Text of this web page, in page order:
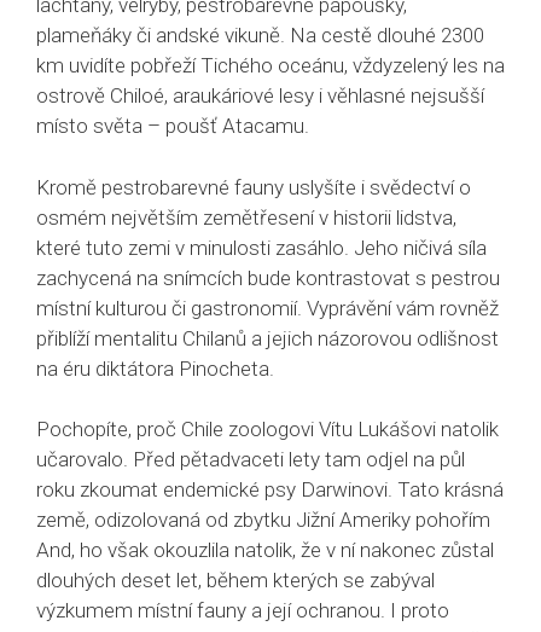
lachtany, velryby, pestrobarevné papoušky,
plameňáky či andské vikuně. Na cestě dlouhé 2300
km uvidíte pobřeží Tichého oceánu, vždyzelený les na
ostrově Chiloé, araukáriové lesy i věhlasné nejsušší
místo světa – poušť Atacamu.
Kromě pestrobarevné fauny uslyšíte i svědectví o
osmém největším zemětřesení v historii lidstva,
které tuto zemi v minulosti zasáhlo. Jeho ničivá síla
zachycená na snímcích bude kontrastovat s pestrou
místní kulturou či gastronomií. Vyprávění vám rovněž
přiblíží mentalitu Chilanů a jejich názorovou odlišnost
na éru diktátora Pinocheta.
Pochopíte, proč Chile zoologovi Vítu Lukášovi natolik
učarovalo. Před pětadvaceti lety tam odjel na půl
roku zkoumat endemické psy Darwinovi. Tato krásná
země, odizolovaná od zbytku Jižní Ameriky pohořím
And, ho však okouzlila natolik, že v ní nakonec zůstal
dlouhých deset let, během kterých se zabýval
výzkumem místní fauny a její ochranou. I proto